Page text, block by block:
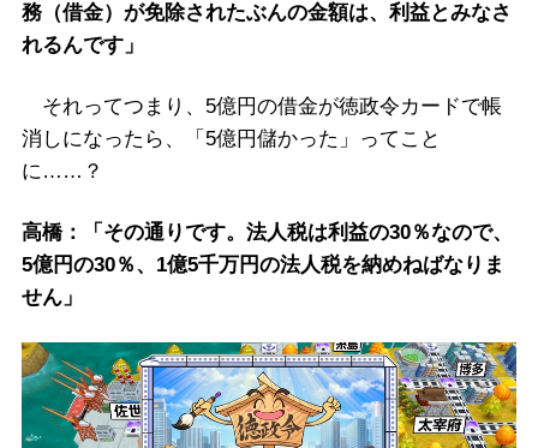
務（借金）が免除されたぶんの金額は、利益とみなさ
れるんです」
それってつまり、5億円の借金が徳政令カードで帳
消しになったら、「5億円儲かった」ってこと
に……？
高橋：「その通りです。法人税は利益の30％なので、
5億円の30％、1億5千万円の法人税を納めねばなりま
せん」